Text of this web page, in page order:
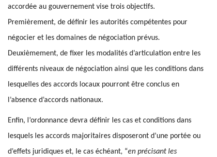
accordée au gouvernement vise trois objectifs.
Premièrement, de définir les autorités compétentes pour
négocier et les domaines de négociation prévus.
Deuxièmement, de fixer les modalités d’articulation entre les
différents niveaux de négociation ainsi que les conditions dans
lesquelles des accords locaux pourront être conclus en
l’absence d’accords nationaux.
Enfin, l’ordonnance devra définir les cas et conditions dans
lesquels les accords majoritaires disposeront d’une portée ou
d’effets juridiques et, le cas échéant, “en précisant les